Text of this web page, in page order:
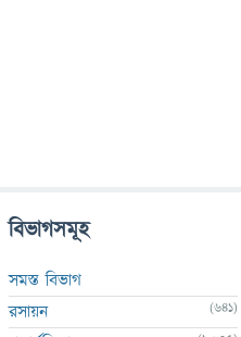
বিভাগসমূহ
সমস্ত বিভাগ
রসায়ন
(641)